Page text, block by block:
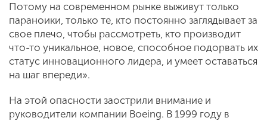
Потому на современном рынке выживут только
параноики, только те, кто постоянно заглядывает за
свое плечо, чтобы рассмотреть, кто производит
что-то уникальное, новое, способное подорвать их
статус инновационного лидера, и умеет оставаться
на шаг впереди».
На этой опасности заострили внимание и
руководители компании Boeing. В 1999 году в